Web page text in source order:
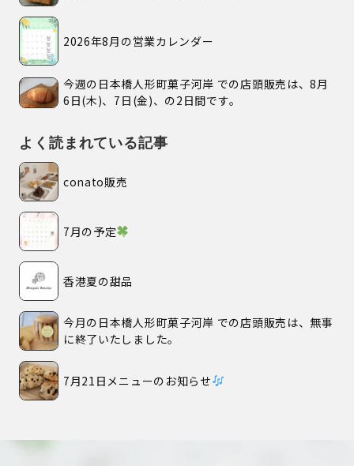
2026年8月の営業カレンダー
今週の日本橋人形町菓子河岸 での店頭販売は、8月
6日(木)、7日(金)、の2日間です。
よく読まれている記事
conato販売
7月の予定
香港夏の甜品
今月の日本橋人形町菓子河岸 での店頭販売は、無事
に終了いたしました。
7月21日メニューのお知らせ